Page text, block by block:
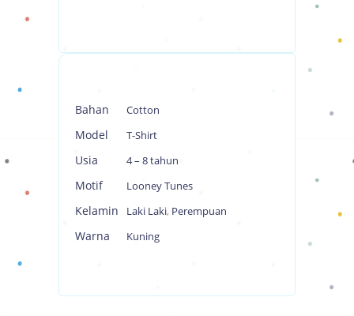
Bahan Cotton
Model T-Shirt
Usia 4 – 8 tahun
Motif Looney Tunes
Kelamin Laki Laki, Perempuan
Warna Kuning